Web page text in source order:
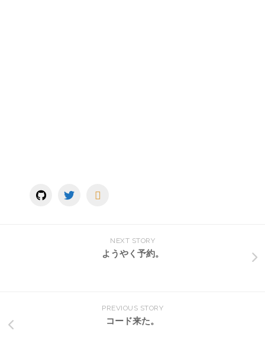
NEXT STORY
ようやく予約。
PREVIOUS STORY
コード来た。